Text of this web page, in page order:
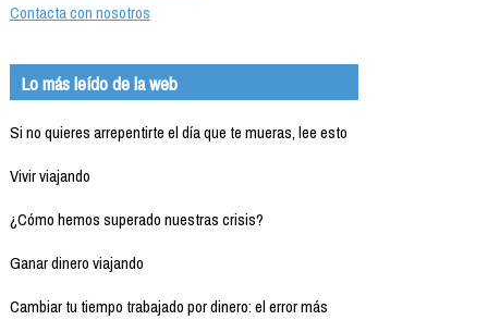
Contacta con nosotros
Lo más leído de la web
Si no quieres arrepentirte el día que te mueras, lee esto
Vivir viajando
¿Cómo hemos superado nuestras crisis?
Ganar dinero viajando
Cambiar tu tiempo trabajado por dinero: el error más